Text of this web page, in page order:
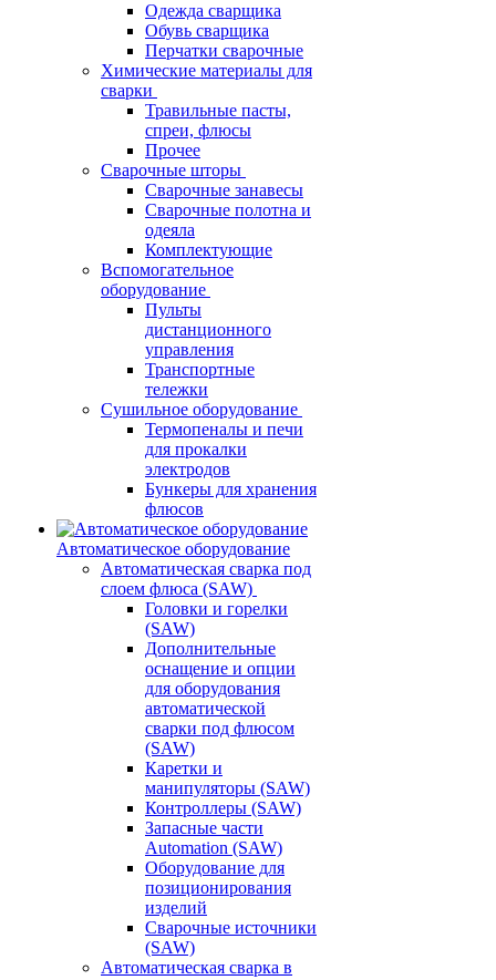
Одежда сварщика
Обувь сварщика
Перчатки сварочные
Химические материалы для
сварки
Травильные пасты,
спреи, флюсы
Прочее
Сварочные шторы
Сварочные занавесы
Сварочные полотна и
одеяла
Комплектующие
Вспомогательное
оборудование
Пульты
дистанционного
управления
Транспортные
тележки
Сушильное оборудование
Термопеналы и печи
для прокалки
электродов
Бункеры для хранения
флюсов
Автоматическое оборудование
Автоматическая сварка под
слоем флюса (SAW)
Головки и горелки
(SAW)
Дополнительные
оснащение и опции
для оборудования
автоматической
сварки под флюсом
(SAW)
Каретки и
манипуляторы (SAW)
Контроллеры (SAW)
Запасные части
Automation (SAW)
Оборудование для
позиционирования
изделий
Сварочные источники
(SAW)
Автоматическая сварка в